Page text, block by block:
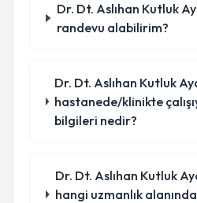
Dr. Dt. Aslıhan Kutluk
randevu alabilirim?
Dr. Dt. Aslıhan Kutluk
hastanede/klinikte
bilgileri nedir?
Dr. Dt. Aslıhan Kutluk
hangi uzmanlık